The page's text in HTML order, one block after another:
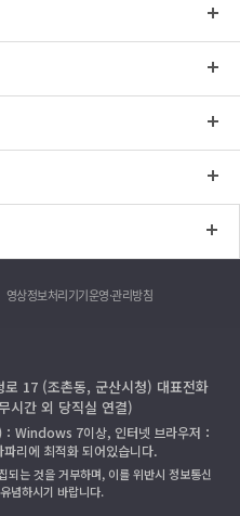
영상정보처리기기운영·관리방침
17 (조촌동, 군산시청) 대표전화
시간 외 당직실 연결)
Windows 7이상, 인터넷 브라우저：
리에 최적화 되어있습니다.
되는 것을 거부하며, 이를 위반시 정보통신
념하시기 바랍니다.